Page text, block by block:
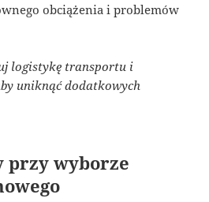
obciążenia i problemów
logistykę transportu i
uniknąć dodatkowych
przy wyborze